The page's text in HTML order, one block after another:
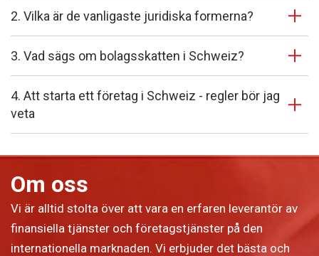
2. Vilka är de vanligaste juridiska formerna?
3. Vad sägs om bolagsskatten i Schweiz?
4. Att starta ett företag i Schweiz - regler bör jag
veta
Om oss
Vi är alltid stolta över att vara en erfaren leverantör av
finansiella tjänster och företagstjänster på den
internationella marknaden. Vi erbjuder det bästa och